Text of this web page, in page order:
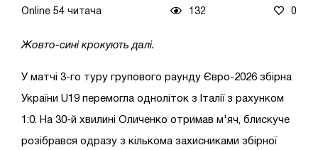
Online 54 читача 132 0
Жовто-сині крокують далі.
У матчі 3-го туру групового раунду Євро-2026 збірна
України U19 перемогла одноліток з Італії з рахунком
1:0. На 30-й хвилині Оличенко отримав м'яч, блискуче
розібрався одразу з кількома захисниками збірної